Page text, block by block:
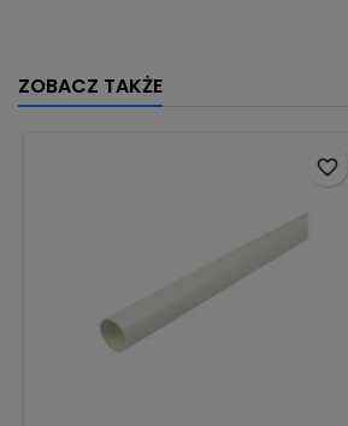
ZOBACZ TAKŻE
favorite_border